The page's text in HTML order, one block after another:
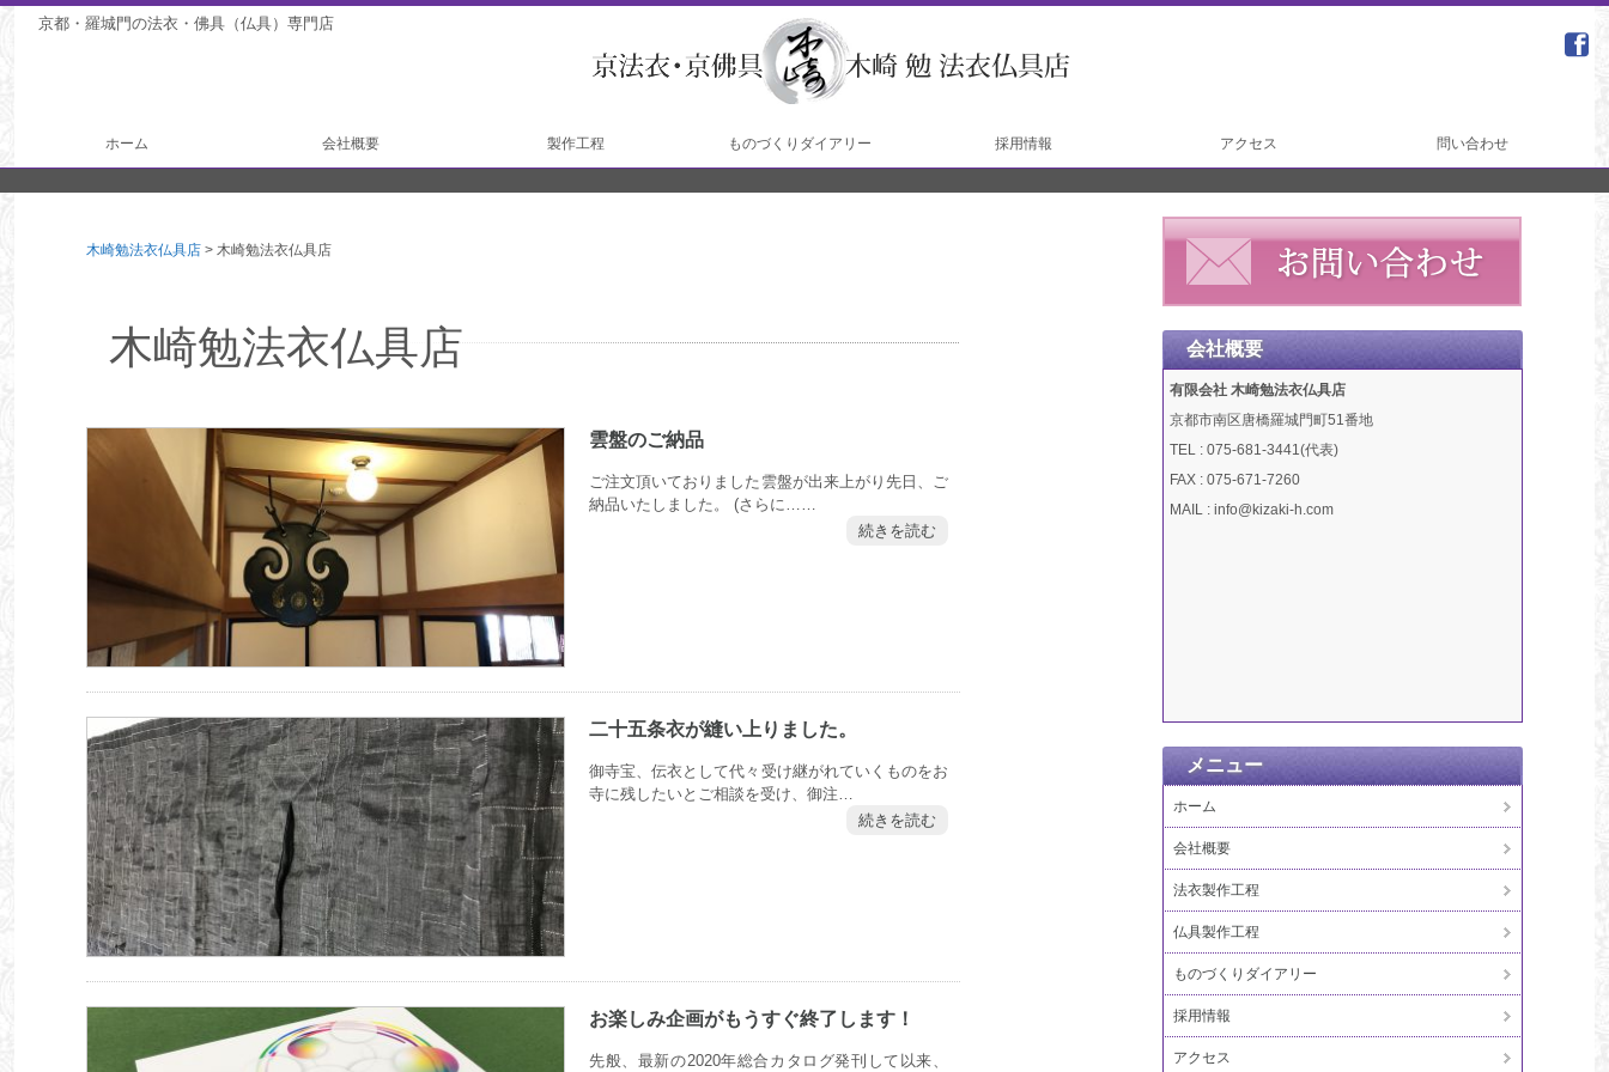
京都・羅城門の法衣・佛具（仏具）専門店
ホーム 会社概要 製作工程 ものづくりダイアリー 採用情報 アクセス 問い合わせ
木崎勉法衣仏具店 > 木崎勉法衣仏具店
木崎勉法衣仏具店
雲盤のご納品
ご注文頂いておりました雲盤が出来上がり先日、ご
納品いたしました。 (さらに……
続きを読む
二十五条衣が縫い上りました。
御寺宝、伝衣として代々受け継がれていくものをお
寺に残したいとご相談を受け、御注…
続きを読む
お楽しみ企画がもうすぐ終了します！
先般、最新の2020年総合カタログ発刊して以来、
会社概要
有限会社 木崎勉法衣仏具店
京都市南区唐橋羅城門町51番地
TEL : 075-681-3441(代表)
FAX : 075-671-7260
MAIL : info@kizaki-h.com
メニュー
ホーム
会社概要
法衣製作工程
仏具製作工程
ものづくりダイアリー
採用情報
アクセス